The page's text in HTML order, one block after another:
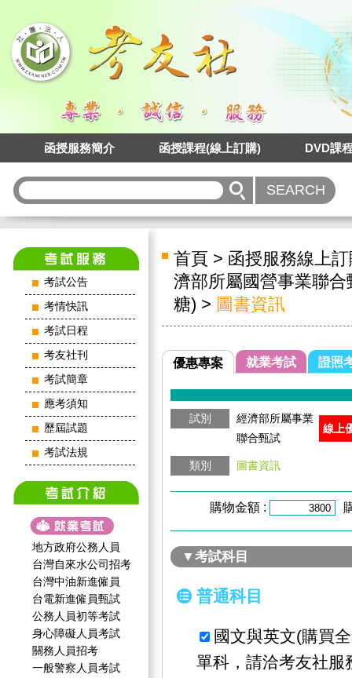
函授服務簡介 函授課程(線上訂購) DVD課
考試公告
考情快訊
考試日程
考友社刊
考試簡章
應考須知
歷屆試題
考試法規
地方政府公務人員
台灣自來水公司招考
台灣中油新進僱員
台電新進僱員甄試
公務人員初等考試
身心障礙人員考試
關務人員招考
一般警察人員考試
首頁 > 函授服務線上
濟部所屬國營事業聯
糖) > 圖書資訊
優惠專案 就業考試 證照
試別
經濟部所屬事業
聯合甄試
類別 圖書資訊
線上
購物金額 :
▼考試科目
普通科目
國文與英文(購買
單科，請洽考友社服